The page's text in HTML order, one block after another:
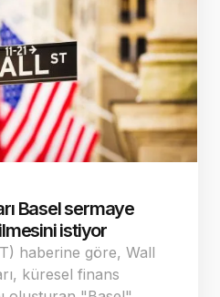
Basel sermaye
istiyor
haberine göre, Wall
küresel finans